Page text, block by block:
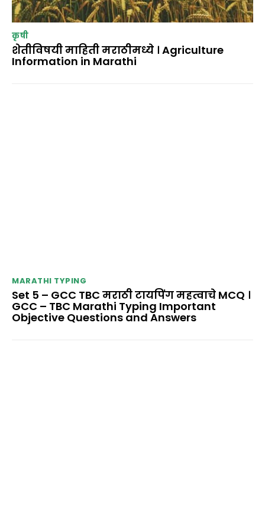
कृषी
शेतीविषयी माहिती मराठीमध्ये । Agriculture
Information in Marathi
MARATHI TYPING
Set 5 – GCC TBC मराठी टायपिंग महत्वाचे MCQ ।
GCC – TBC Marathi Typing Important
Objective Questions and Answers